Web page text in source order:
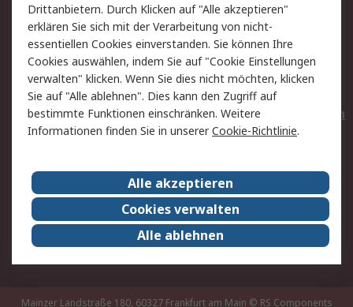
Rechtliches
AGB
Datenschutz
Cookie-Richtlinie
Zahlungsbedingungen
Copyright/Impressum
Entsorgung
Elektrogeräte/Batterien
RS weltweit
Karriere bei RS
Nachhaltigkeit
Qualität/Umwelt/ZertifikatePresse-Center
Event-Center
Mainzer Landstraße 180, 60327 Frankfurt am Main © RS Components
Drittanbietern. Durch Klicken auf "Alle akzeptieren"
erklären Sie sich mit der Verarbeitung von nicht-
essentiellen Cookies einverstanden. Sie können Ihre
Cookies auswählen, indem Sie auf "Cookie Einstellungen
verwalten" klicken. Wenn Sie dies nicht möchten, klicken
Sie auf "Alle ablehnen". Dies kann den Zugriff auf
bestimmte Funktionen einschränken. Weitere
Informationen finden Sie in unsererCookie-Richtlinie.
Alle akzeptieren
Cookies verwalten
Alle ablehnen